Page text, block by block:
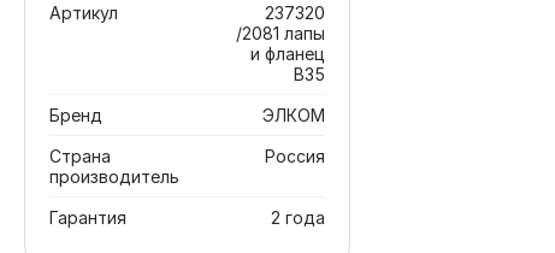
Артикул
237320
/2081 лапы
и фланец
В35
Бренд
ЭЛКОМ
Страна
производитель
Россия
Гарантия 2 года